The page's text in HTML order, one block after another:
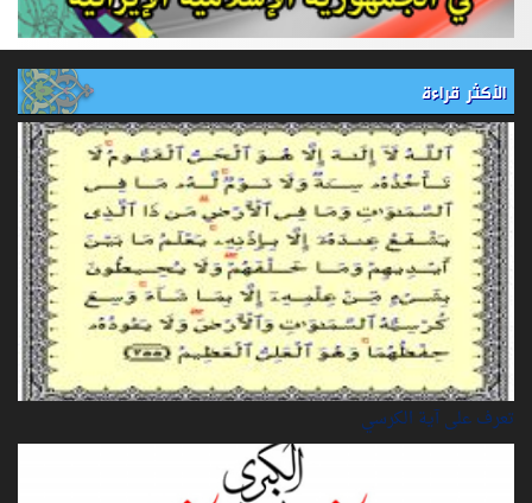
الأكثر قراءة
تعرف على آية الكرسي